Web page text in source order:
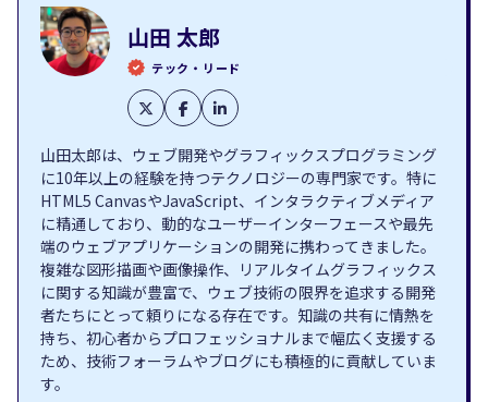
山田 太郎
テック・リード
山田太郎は、ウェブ開発やグラフィックスプログラミング
に10年以上の経験を持つテクノロジーの専門家です。特に
HTML5 CanvasやJavaScript、インタラクティブメディア
に精通しており、動的なユーザーインターフェースや最先
端のウェブアプリケーションの開発に携わってきました。
複雑な図形描画や画像操作、リアルタイムグラフィックス
に関する知識が豊富で、ウェブ技術の限界を追求する開発
者たちにとって頼りになる存在です。知識の共有に情熱を
持ち、初心者からプロフェッショナルまで幅広く支援する
ため、技術フォーラムやブログにも積極的に貢献していま
す。